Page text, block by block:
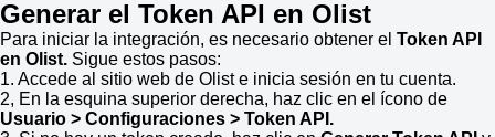
Generar el Token API en Olist
Para iniciar la integración, es necesario obtener el Token API
en Olist. Sigue estos pasos:
1. Accede al sitio web de Oliste inicia sesión en tu cuenta.
2, En la esquina superior derecha, haz clic en el ícono de
Usuario > Configuraciones > Token API.